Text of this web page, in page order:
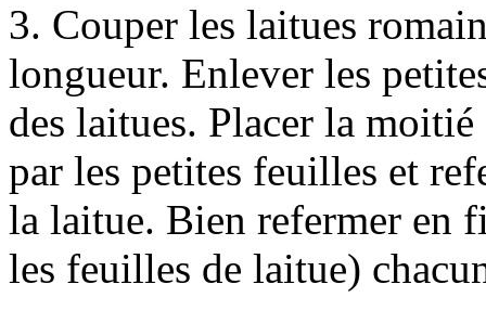
3. Couper les laitues
longueur. Enlever les
des laitues. Placer la
par les petites feuilles et
la laitue. Bien refermer en
les feuilles de laitue)